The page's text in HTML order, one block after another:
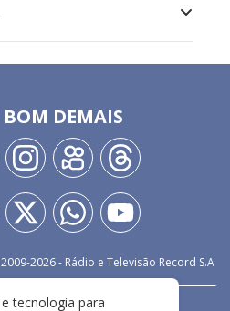
DEMAIS
2026- Rádio e Televisão Record S.A
tecnologia para